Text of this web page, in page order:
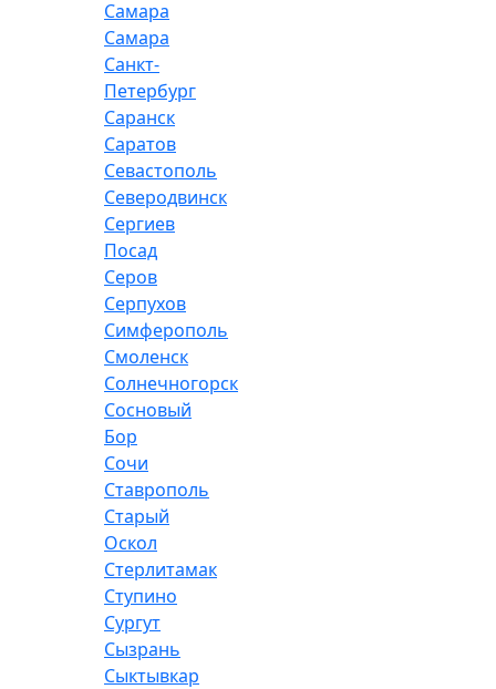
Самара
Самара
Санкт-
Петербург
Саранск
Саратов
Севастополь
Северодвинск
Сергиев
Посад
Серов
Серпухов
Симферополь
Смоленск
Солнечногорск
Сосновый
Бор
Сочи
Ставрополь
Старый
Оскол
Стерлитамак
Ступино
Сургут
Сызрань
Сыктывкар